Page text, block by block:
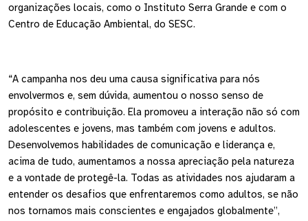
organizações locais, como o Instituto Serra Grande e com o
Centro de Educação Ambiental, do SESC.
“A campanha nos deu uma causa significativa para nós
envolvermos e, sem dúvida, aumentou o nosso senso de
propósito e contribuição. Ela promoveu a interação não só com
adolescentes e jovens, mas também com jovens e adultos.
Desenvolvemos habilidades de comunicação e liderança e,
acima de tudo, aumentamos a nossa apreciação pela natureza
e a vontade de protegê-la. Todas as atividades nos ajudaram a
entender os desafios que enfrentaremos como adultos, se não
nos tornamos mais conscientes e engajados globalmente”,